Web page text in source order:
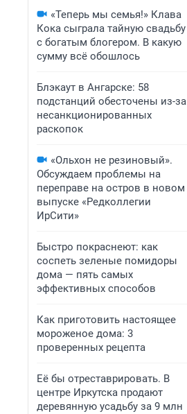
«Теперь мы семья!» Клава
Кока сыграла тайную свадьбу
с богатым блогером. В какую
сумму всё обошлось
Блэкаут в Ангарске: 58
подстанций обесточены из-за
несанкционированных
раскопок
«Ольхон не резиновый».
Обсуждаем проблемы на
переправе на остров в новом
выпуске «Редколлегии
ИрСити»
Быстро покраснеют: как
соспеть зеленые помидоры
дома — пять самых
эффективных способов
Как приготовить настоящее
мороженое дома: 3
проверенных рецепта
Её бы отреставрировать. В
центре Иркутска продают
деревянную усадьбу за 9 млн